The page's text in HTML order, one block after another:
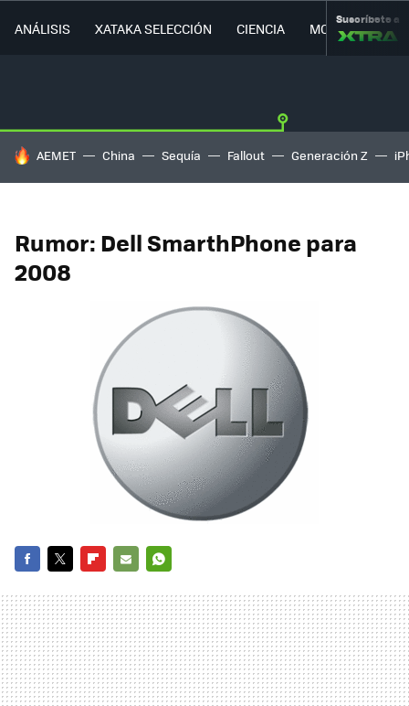
ANÁLISIS XATAKA SELECCIÓN CIENCIA MOVILIDAD
Suscríbete a
HOY SE HABLA DE
AEMET China Sequía Fallout Generación Z
Rumor: Dell SmarthPhone para
2008
MAIL